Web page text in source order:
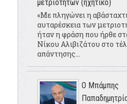
μετριοτήτων (ηχητικό)
«Με πληγώνει η
αυταρέσκεια των
ήταν η φράση που ήρθε
Νίκου Αλιβιζάτου στο
απάντησης...
Ο Μπάμπης